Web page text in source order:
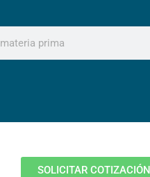
SOLICITAR COTIZACIÓN